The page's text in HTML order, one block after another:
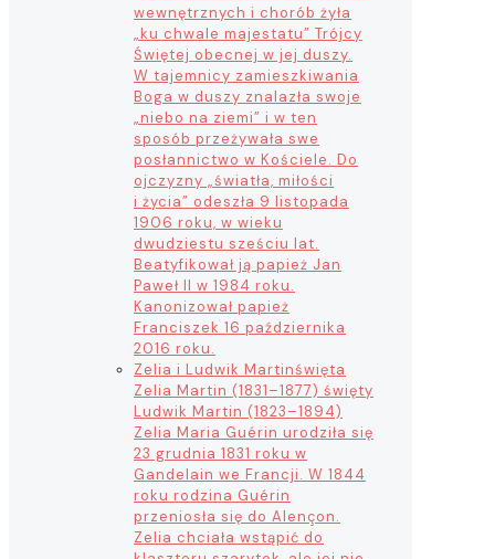
wewnętrznych i chorób żyła
„ku chwale majestatu” Trójcy
Świętej obecnej w jej duszy.
W tajemnicy zamieszkiwania
Boga w duszy znalazła swoje
„niebo na ziemi” i w ten
sposób przeżywała swe
posłannictwo w Kościele. Do
ojczyzny „światła, miłości
i życia” odeszła 9 listopada
1906 roku, w wieku
dwudziestu sześciu lat.
Beatyfikował ją papież Jan
Paweł II w 1984 roku.
Kanonizował papież
Franciszek 16 października
2016 roku.
Zelia i Ludwik Martinświęta
Zelia Martin (1831–1877) święty
Ludwik Martin (1823–1894)
Zelia Maria Guérin urodziła się
23 grudnia 1831 roku w
Gandelain we Francji. W 1844
roku rodzina Guérin
przeniosła się do Alençon.
Zelia chciała wstąpić do